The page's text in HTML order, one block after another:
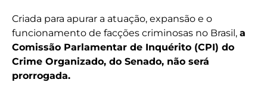
Criada para apurar a atuação, expansão e o
funcionamento de facções criminosas no Brasil, a
Comissão Parlamentar de Inquérito (CPI) do
Crime Organizado, do Senado, não será
prorrogada.